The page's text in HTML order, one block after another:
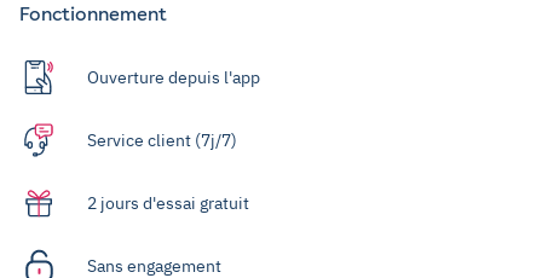
Fonctionnement
Ouverture depuis l'app
Service client (7j/7)
2 jours d'essai gratuit
Sans engagement